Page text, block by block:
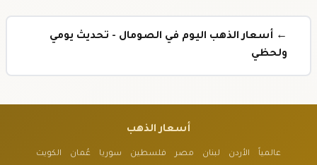
← أسعار الذهب اليوم في الصومال - تحديث يومي
ولحظي
أسعار الذهب
عالمياً الأردن لبنان مصر فلسطين سوريا عُمان الكويت